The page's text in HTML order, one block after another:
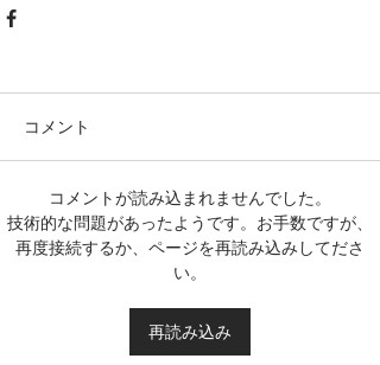
コメント
コメントが読み込まれませんでした。
技術的な問題があったようです。お手数ですが、
再度接続するか、ページを再読み込みしてださ
い。
再読み込み